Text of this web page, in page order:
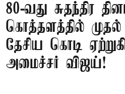
80-வது சுதந்திர
கொத்தளத்தில்
தேசிய கொடி
அமைச்சர் விஜய்!